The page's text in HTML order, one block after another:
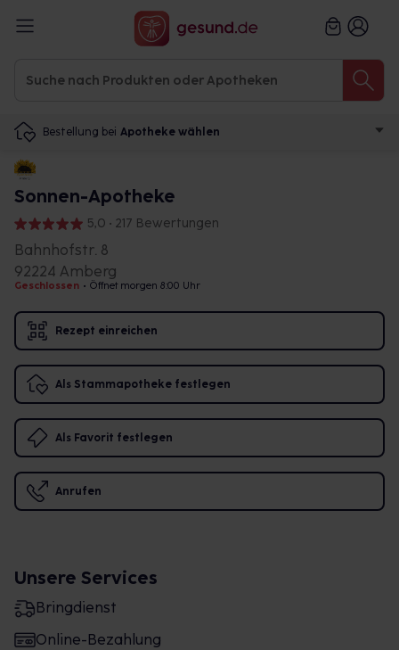
Bestellung bei Apotheke wählen
Sonnen-Apotheke
5,0 • 217 Bewertungen
Bahnhofstr. 8
92224 Amberg
Geschlossen • Öffnet morgen 8:00 Uhr
Rezept einreichen
Als Stammapotheke festlegen
Als Favorit festlegen
Anrufen
Unsere Services
Bringdienst
Online-Bezahlung